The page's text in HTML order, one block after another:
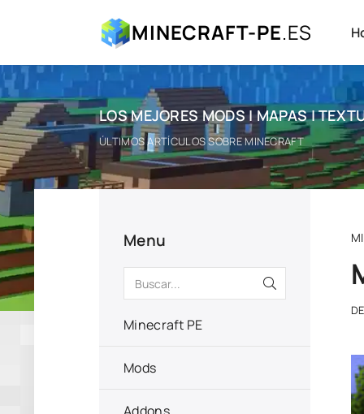
MINECRAFT-PE.ES
LOS MEJORES MODS | MAPAS |
ÚLTIMOS ARTÍCULOS SOBRE MINECRAFT
Menu
Minecraft PE
Mods